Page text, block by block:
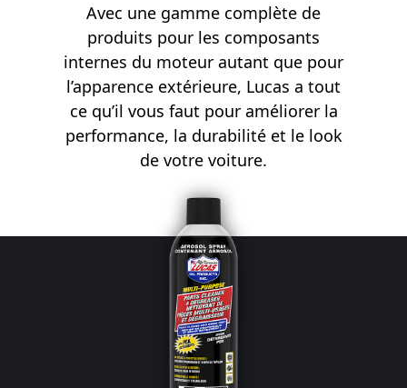
Avec une gamme complète de
produits pour les composants
internes du moteur autant que pour
l’apparence extérieure, Lucas a tout
ce qu’il vous faut pour améliorer la
performance, la durabilité et le look
de votre voiture.